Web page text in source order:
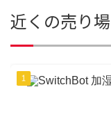
近くの売り